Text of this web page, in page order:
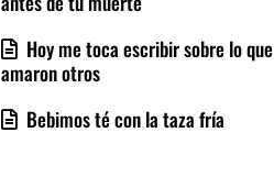
Hoy me toca escribir sobre lo que
amaron otros
Bebimos té con la taza fría